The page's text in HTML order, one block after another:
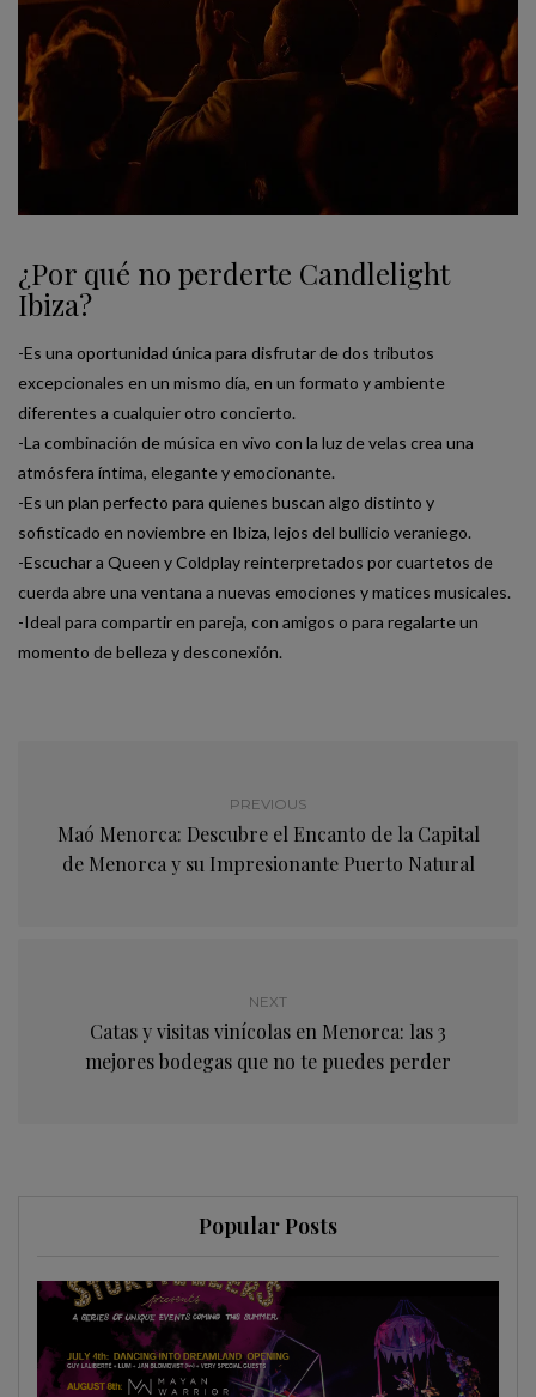
¿Por qué no perderte Candlelight
Ibiza?
-Es una oportunidad única para disfrutar de dos tributos
excepcionales en un mismo día, en un formato y ambiente
diferentes a cualquier otro concierto.
-La combinación de música en vivo con la luz de velas crea una
atmósfera íntima, elegante y emocionante.
-Es un plan perfecto para quienes buscan algo distinto y
sofisticado en noviembre en Ibiza, lejos del bullicio veraniego.
-Escuchar a Queen y Coldplay reinterpretados por cuartetos de
cuerda abre una ventana a nuevas emociones y matices musicales.
-Ideal para compartir en pareja, con amigos o para regalarte un
momento de belleza y desconexión.
PREVIOUS
Maó Menorca: Descubre el Encanto de la Capital
de Menorca y su Impresionante Puerto Natural
NEXT
Catas y visitas vinícolas en Menorca: las 3
mejores bodegas que no te puedes perder
Popular Posts